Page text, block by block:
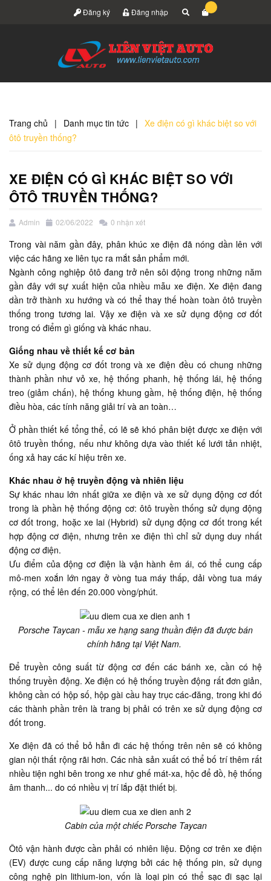
Đăng ký Đăng nhập
Trang chủ | Danh mục tin tức | Xe điện có gì khác biệt so với
ôtô truyền thống?
XE ĐIỆN CÓ GÌ KHÁC BIỆT SO VỚI
ÔTÔ TRUYỀN THỐNG?
Admin 02/06/2022 0 nhận xét
Trong vài năm gần đây, phân khúc xe điện đã nóng dần lên với
việc các hãng xe liên tục ra mắt sản phẩm mới.
Ngành công nghiệp ôtô đang trở nên sôi động trong những năm
gần đây với sự xuất hiện của nhiều mẫu xe điện. Xe điện đang
dần trở thành xu hướng và có thể thay thế hoàn toàn ôtô truyền
thống trong tương lai. Vậy xe điện và xe sử dụng động cơ đốt
trong có điểm gì giống và khác nhau.
Giống nhau về thiết kế cơ bản
Xe sử dụng động cơ đốt trong và xe điện đều có chung những
thành phần như vỏ xe, hệ thống phanh, hệ thống lái, hệ thống
treo (giảm chấn), hệ thống khung gầm, hệ thống điện, hệ thống
điều hòa, các tính năng giải trí và an toàn…
Ở phần thiết kế tổng thể, có lẽ sẽ khó phân biệt được xe điện với
ôtô truyền thống, nếu như không dựa vào thiết kế lưới tản nhiệt,
ống xả hay các kí hiệu trên xe.
Khác nhau ở hệ truyền động và nhiên liệu
Sự khác nhau lớn nhất giữa xe điện và xe sử dụng động cơ đốt
trong là phần hệ thống động cơ: ôtô truyền thống sử dụng động
cơ đốt trong, hoặc xe lai (Hybrid) sử dụng động cơ đốt trong kết
hợp động cơ điện, nhưng trên xe điện thì chỉ sử dụng duy nhất
động cơ điện.
Ưu điểm của động cơ điện là vận hành êm ái, có thể cung cấp
mô-men xoắn lớn ngay ở vòng tua máy thấp, dải vòng tua máy
rộng, có thể lên đến 20.000 vòng/phút.
Porsche Taycan - mẫu xe hạng sang thuần điện đã được bán
chính hãng tại Việt Nam.
Để truyền công suất từ động cơ đến các bánh xe, cần có hệ
thống truyền động. Xe điện có hệ thống truyền động rất đơn giản,
không cần có hộp số, hộp gài cầu hay trục các-đăng, trong khi đó
các thành phần trên là trang bị phải có trên xe sử dụng động cơ
đốt trong.
Xe điện đã có thể bỏ hẳn đi các hệ thống trên nên sẽ có không
gian nội thất rộng rãi hơn. Các nhà sản xuất có thể bố trí thêm rất
nhiều tiện nghi bên trong xe như ghế mát-xa, hộc để đồ, hệ thống
âm thanh... do có nhiều vị trí lắp đặt thiết bị.
Cabin của một chiếc Porsche Taycan
Ôtô vận hành được cần phải có nhiên liệu. Động cơ trên xe điện
(EV) được cung cấp năng lượng bởi các hệ thống pin, sử dụng
công nghệ pin lithium-ion, vốn là loại pin có thể sạc đi sạc lại